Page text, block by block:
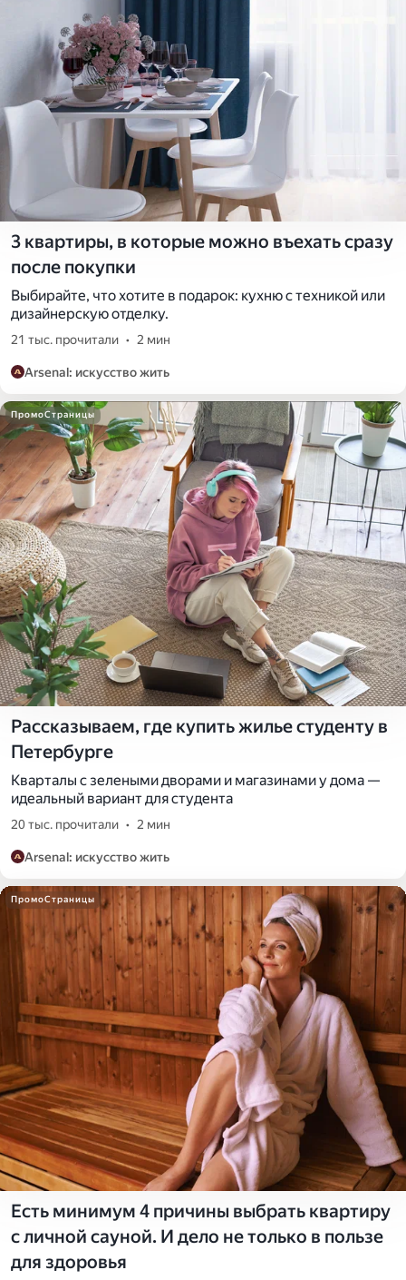
3 квартиры, в которые можно въехать сразу
после покупки
Выбирайте, что хотите в подарок: кухню с техникой или
дизайнерскую отделку.
21 тыс. прочитали • 2 мин
Arsenal: искусство жить
ПромоСтраницы
Рассказываем, где купить жилье студенту в
Петербурге
Кварталы с зелеными дворами и магазинами у дома —
идеальный вариант для студента
20 тыс. прочитали • 2 мин
Arsenal: искусство жить
ПромоСтраницы
Есть минимум 4 причины выбрать квартиру
с личной сауной. И дело не только в пользе
для здоровья